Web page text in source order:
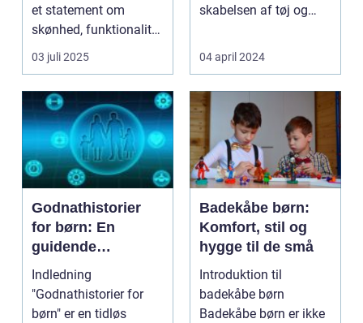
et statement om
skønhed, funktionalitet
og perso...
03 juli 2025
skabelsen af tøj og
04 april 2024
Godnathistorier
for børn: En
guidende
fortælling til
forældre og
interesserede
Indledning
"Godnathistorier for
børn" er en tidløs
Badekåbe børn:
Komfort, stil og
hygge til de små
Introduktion til
badekåbe børn
Badekåbe børn er ikke